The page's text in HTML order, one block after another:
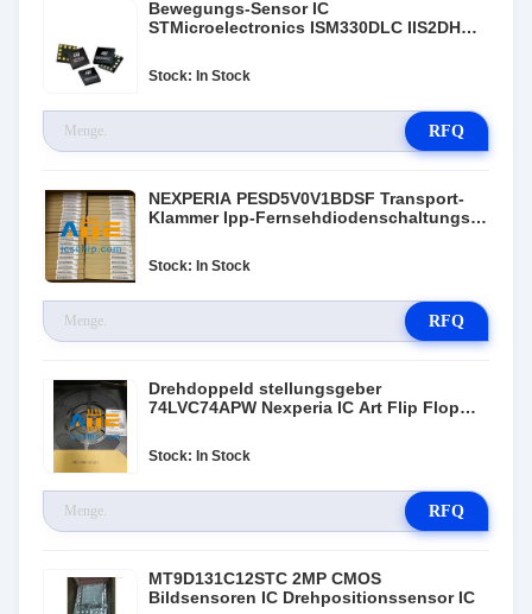
Bewegungs-Sensor IC
STMicroelectronics ISM330DLC IIS2DH
Stock: In Stock
RFQ
NEXPERIA PESD5V0V1BDSF Transport-
Klammer Ipp-Fernsehdiodenschaltungs-
Stock: In Stock
RFQ
Drehdoppeld stellungsgeber
74LVC74APW Nexperia IC Art Flip Flop
Stock: In Stock
RFQ
MT9D131C12STC 2MP CMOS
Bildsensoren IC Drehpositionssensor IC